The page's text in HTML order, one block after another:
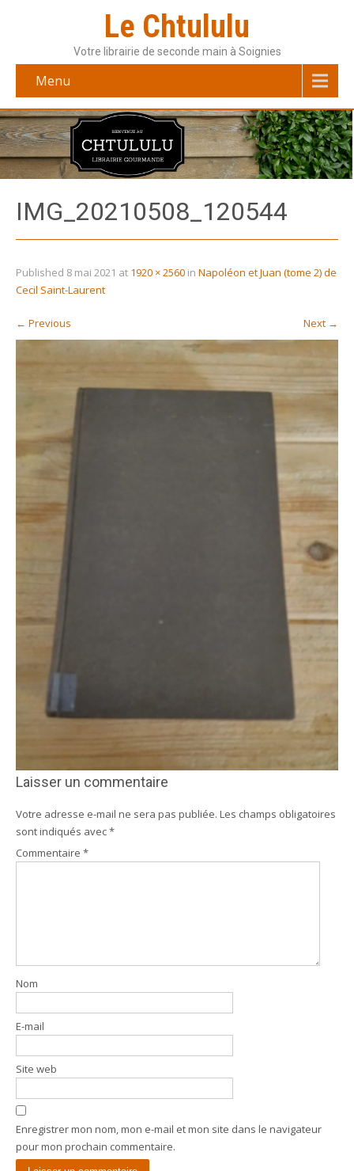
Le Chtululu
Votre librairie de seconde main à Soignies
Menu
IMG_20210508_120544
Published 8 mai 2021 at 1920 × 2560 in Napoléon et Juan (tome 2) de
Cecil Saint-Laurent
← Previous Next →
Laisser un commentaire
Votre adresse e-mail ne sera pas publiée. Les champs obligatoires
sont indiqués avec*
Commentaire *
Nom
E-mail
Site web
Enregistrer mon nom, mon e-mail et mon site dans le navigateur
pour mon prochain commentaire.